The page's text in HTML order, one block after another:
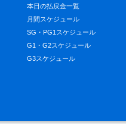
本日の払戻金一覧
月間スケジュール
SG・PG1スケジュール
G1・G2スケジュール
G3スケジュール